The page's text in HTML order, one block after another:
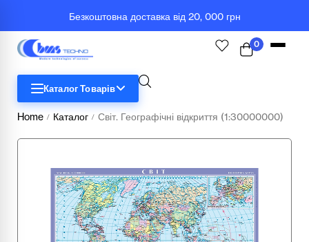
Безкоштовна доставка від 20, 000 грн
0
Каталог Товарів
Географія
Комп'ютерна техніка
Home / Каталог / Світ. Географічні відкриття (1:30000000)